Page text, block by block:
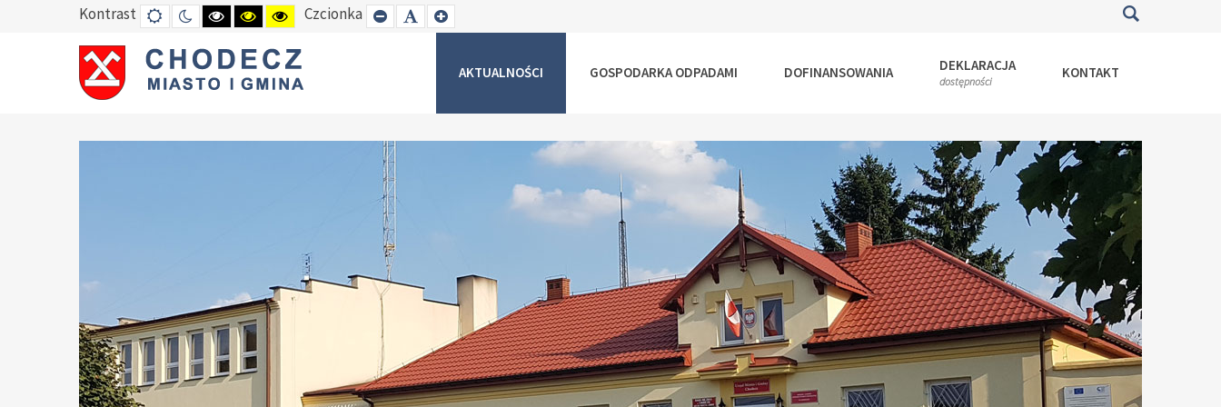
Kontrast DEFAULT
MODE
TRYB
NOCNY
HIGH
CONTRAST
BLACK
WHITE
MODE
HIGH
CONTRAST
BLACK
YELLOW
MODE
HIGH
CONTRAST
YELLOW
BLACK
MODE
Czcionka SET
SMALLER
SET
DEFAULT
SET
LARGER
AKTUALNOŚCI GOSPODARKA ODPADAMI DOFINANSOWANIA DEKLARACJA
dostępności KONTAKT